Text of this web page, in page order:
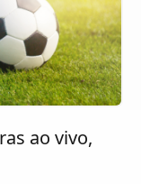
ao vivo,